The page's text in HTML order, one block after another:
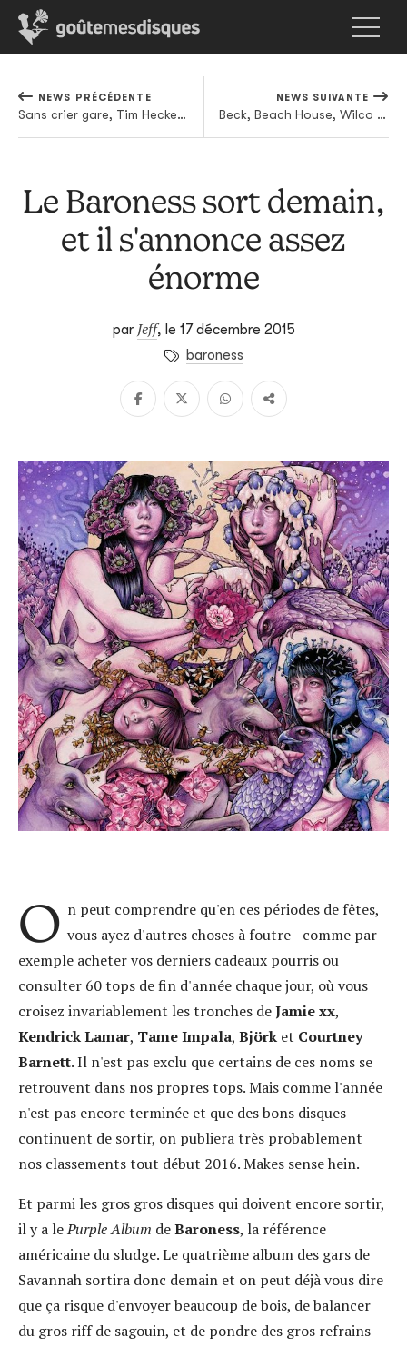
NEWS PRÉCÉDENTE
Sans crier gare, Tim Hecker revient avec un nouvel album pour 4AD
NEWS SUIVANTE
Beck, Beach House, Wilco (et plein d'autres) déjà confirmés pour le Best Kept Secret
Le Baroness sort demain,
et il s'annonce assez
énorme
par Jeff, le 17 décembre 2015
baroness
O n peut comprendre qu'en ces périodes de fêtes,
vous ayez d'autres choses à foutre - comme par
exemple acheter vos derniers cadeaux pourris ou
consulter 60 tops de fin d'année chaque jour, où vous
croisez invariablement les tronches deJamie xx,
Kendrick Lamar, Tame Impala, Björk et Courtney
Barnett. Il n'est pas exclu que certains de ces noms se
retrouvent dans nos propres tops. Mais comme l'année
n'est pas encore terminée et que des bons disques
continuent de sortir, on publiera très probablement
nos classements tout début 2016. Makes sense hein.
Et parmi les gros gros disques qui doivent encore sortir,
il y a lePurple Album deBaroness, la référence
américaine du sludge. Le quatrième album des gars de
Savannah sortira donc demain et on peut déjà vous dire
que ça risque d'envoyer beaucoup de bois, de balancer
du gros riff de sagouin, et de pondre des gros refrains